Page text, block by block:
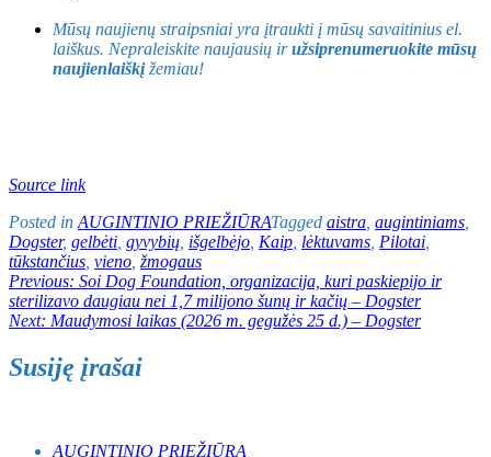
Mūsų naujienų straipsniai yra įtraukti į mūsų savaitinius el.
laiškus. Nepraleiskite naujausių iružsiprenumeruokite mūsų
naujienlaiškįžemiau!
Source link
Posted in AUGINTINIO PRIEŽIŪRATagged aistra augintiniams
Dogster, gelbėti gyvybių išgelbėjo Kaip lėktuvams Pilotai
tūkstančius vieno žmogaus
Navigacija
tarp
Previous: Soi Dog Foundation, organizacija, kuri paskiepijo ir
sterilizavo daugiau nei 1,7 milijono šunų ir kačių – Dogster
Next: Maudymosi laikas (2026 m. gegužės 25 d.) – Dogster
Susiję įrašai
AUGINTINIO PRIEŽIŪRA